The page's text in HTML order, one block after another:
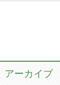
アーカイブ